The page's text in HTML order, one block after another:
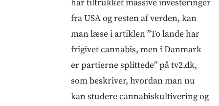
har tiltrukket massive investeringer
fra USA og resten af verden, kan
man læse i artiklen ”To lande har
frigivet cannabis, men i Danmark
er partierne splittede” på tv2.dk,
som beskriver, hvordan man nu
kan studere cannabiskultivering og